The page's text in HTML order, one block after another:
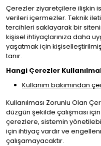
Çerezler ziyaretçilere ilişkin
verileri içermezler. Teknik
tercihleri saklayarak bir
kişisel ihtiyaçlarınıza daha
yaşatmak için
tanır.
Hangi Çerezler
Kullanım bakımından
Kullanılması Zorunlu Olan
düzgün şekilde çalışması
çerezlere, sistemin
için ihtiyaç vardır ve
çalışamayacaktır.